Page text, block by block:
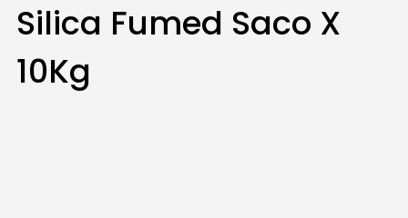
Silica Fumed Saco X
10Kg